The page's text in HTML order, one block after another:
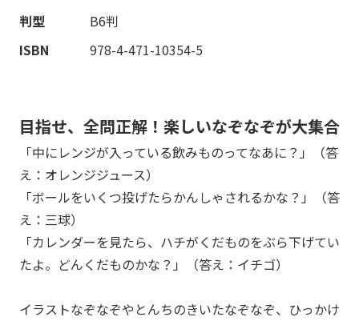
判型
B6判
ISBN
978-4-471-10354-5
目指せ、全問正解！楽しいなぞなぞが大集合
「中にレンジが入っている飲みものってなあに？」（答
え：オレンジジュース）
「ボールをいくつ投げたらかんしゃされるかな？」（答
え：三球）
「カレンダーを見たら、ハチがくだものをぶら下げてい
たよ。どんくだものかな？」（答え：イチゴ）
イラストなぞなぞやとんちのきいたなぞなぞ、ひっかけ